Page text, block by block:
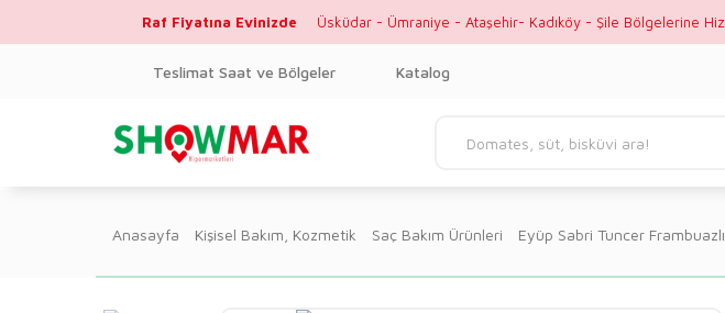
Raf Fiyatına Evinizde Üsküdar - Ümraniye - Ataşehir- Kadıköy - Şile Bölgelerine
Teslimat Saat ve Bölgeler Katalog
Anasayfa Kişisel Bakım, Kozmetik Saç Bakım Ürünleri Eyüp Sabri Tuncer